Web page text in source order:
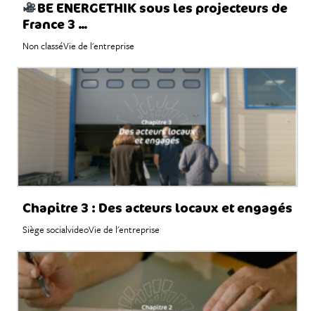
BE ENERGETHIK sous les projecteurs de
France 3 ...
Non classéVie de l'entreprise
Chapitre 3 : Des acteurs locaux et engagés
Siège socialvideoVie de l'entreprise